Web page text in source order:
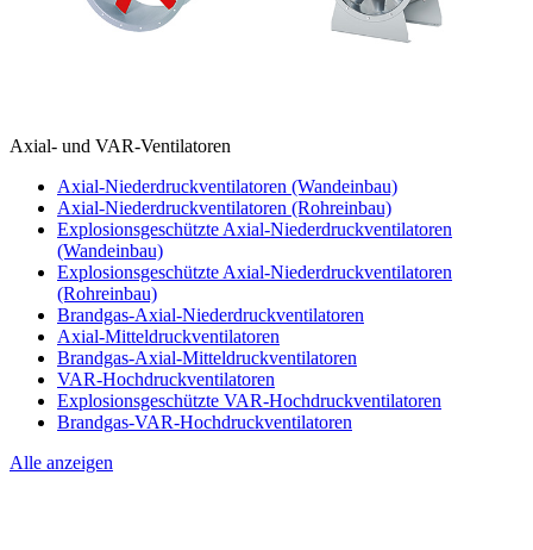
Axial- und VAR-Ventilatoren
Axial-Niederdruckventilatoren (Wandeinbau)
Axial-Niederdruckventilatoren (Rohreinbau)
Explosionsgeschützte Axial-Niederdruckventilatoren
(Wandeinbau)
Explosionsgeschützte Axial-Niederdruckventilatoren
(Rohreinbau)
Brandgas-Axial-Niederdruckventilatoren
Axial-Mitteldruckventilatoren
Brandgas-Axial-Mitteldruckventilatoren
VAR-Hochdruckventilatoren
Explosionsgeschützte VAR-Hochdruckventilatoren
Brandgas-VAR-Hochdruckventilatoren
Alle anzeigen